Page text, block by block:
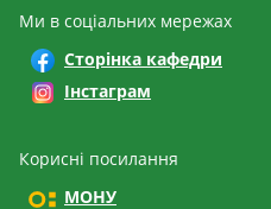
Ми в соціальних мережах
Сторінка кафедри
Інстаграм
Корисні посилання
МОНУ